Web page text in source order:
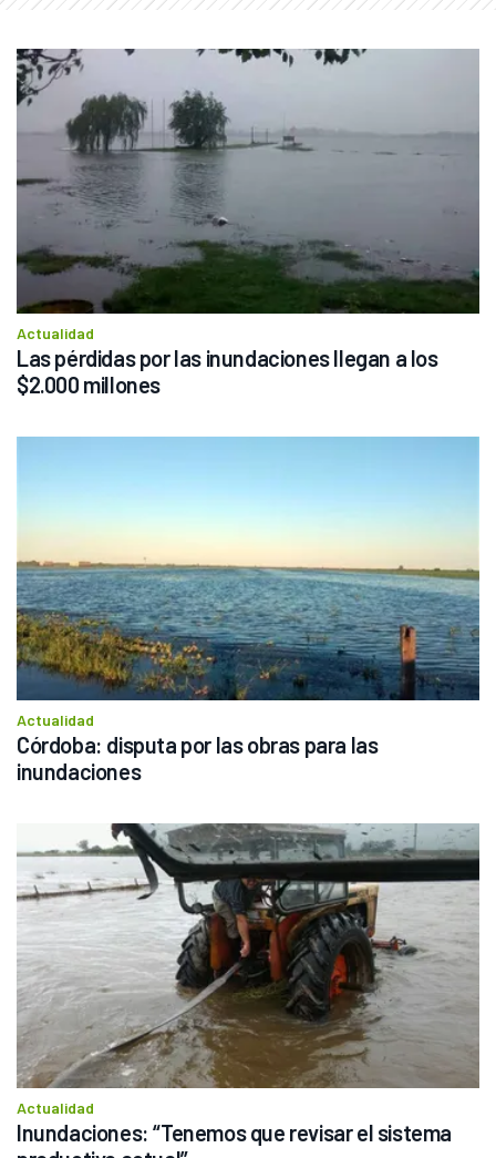
Actualidad
Las pérdidas por las inundaciones llegan a los
$2.000 millones
Actualidad
Córdoba: disputa por las obras para las
inundaciones
Actualidad
Inundaciones: “Tenemos que revisar el sistema